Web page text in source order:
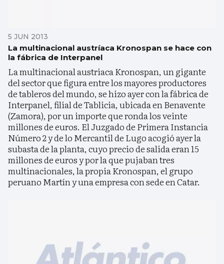
5 JUN 2013
La multinacional austríaca Kronospan se hace con
la fábrica de Interpanel
La multinacional austriaca Kronospan, un gigante
del sector que figura entre los mayores productores
de tableros del mundo, se hizo ayer con la fábrica de
Interpanel, filial de Tablicia, ubicada en Benavente
(Zamora), por un importe que ronda los veinte
millones de euros. El Juzgado de Primera Instancia
Número 2 y de lo Mercantil de Lugo acogió ayer la
subasta de la planta, cuyo precio de salida eran 15
millones de euros y por la que pujaban tres
multinacionales, la propia Kronospan, el grupo
peruano Martín y una empresa con sede en Catar.